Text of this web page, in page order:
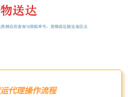
代理操作流程